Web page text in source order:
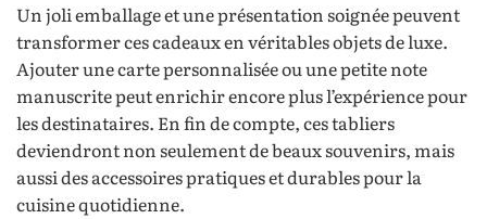
Un joli emballage et une présentation soignée peuvent
transformer ces cadeaux en véritables objets de luxe.
Ajouter une carte personnalisée ou une petite note
manuscrite peut enrichir encore plus l’expérience pour
les destinataires. En fin de compte, ces tabliers
deviendront non seulement de beaux souvenirs, mais
aussi des accessoires pratiques et durables pour la
cuisine quotidienne.